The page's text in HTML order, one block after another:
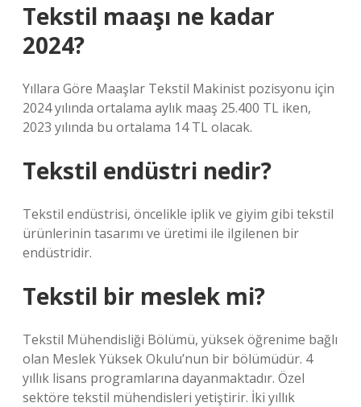
Tekstil maaşı ne kadar
2024?
Yıllara Göre Maaşlar Tekstil Makinist pozisyonu için
2024 yılında ortalama aylık maaş 25.400 TL iken,
2023 yılında bu ortalama 14 TL olacak.
Tekstil endüstri nedir?
Tekstil endüstrisi, öncelikle iplik ve giyim gibi tekstil
ürünlerinin tasarımı ve üretimi ile ilgilenen bir
endüstridir.
Tekstil bir meslek mi?
Tekstil Mühendisliği Bölümü, yüksek öğrenime bağlı
olan Meslek Yüksek Okulu’nun bir bölümüdür. 4
yıllık lisans programlarına dayanmaktadır. Özel
sektöre tekstil mühendisleri yetiştirir. İki yıllık